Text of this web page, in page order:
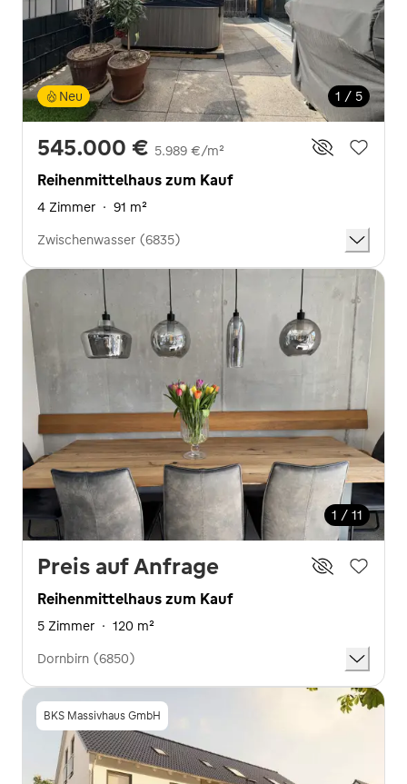
1 / 5
Neu
545.000 € 5.989 €/m²
Reihenmittelhaus zum Kauf
4 Zimmer · 91 m²
Zwischenwasser (6835)
1 / 11
Preis auf Anfrage
Reihenmittelhaus zum Kauf
5 Zimmer · 120 m²
Dornbirn (6850)
BKS Massivhaus GmbH